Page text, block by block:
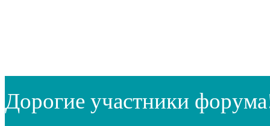
Дорогие участники